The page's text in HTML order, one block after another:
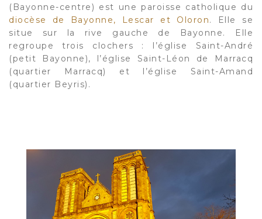
(Bayonne-centre) est une paroisse catholique du
diocèse de Bayonne, Lescar et Oloron. Elle se
situe sur la rive gauche de Bayonne. Elle
regroupe trois clochers : l’église Saint-André
(petit Bayonne), l’église Saint-Léon de Marracq
(quartier Marracq) et l’église Saint-Amand
(quartier Beyris).